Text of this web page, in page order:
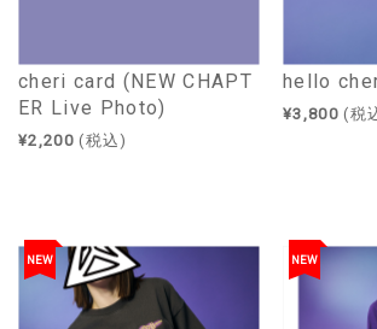
cheri card (NEW CHAPT
ER Live Photo)
¥2,200 (税込)
hello
¥3,800 (税
NEW NEW